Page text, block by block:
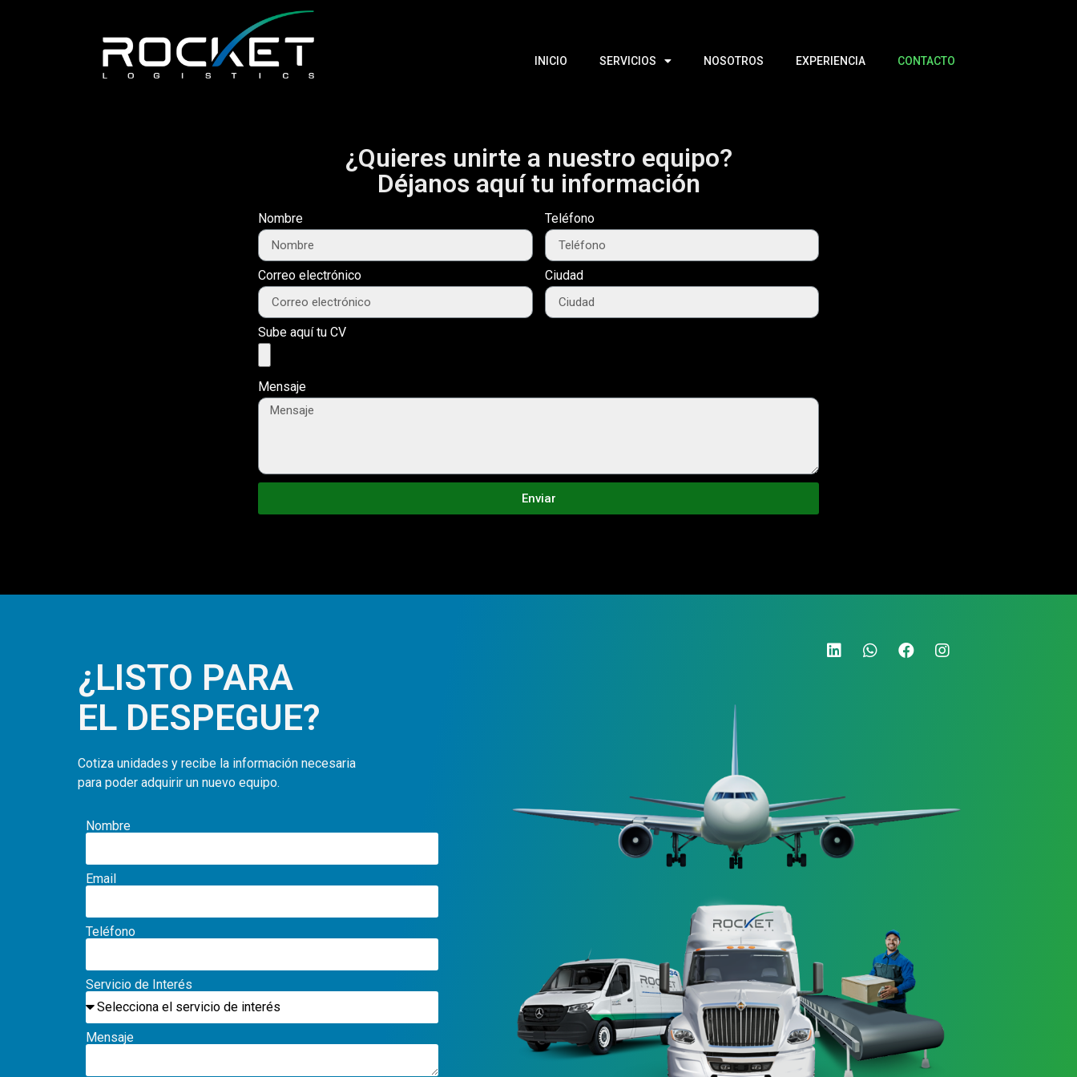
INICIO SERVICIOS NOSOTROS EXPERIENCIA CONTACTO
¿Quieres unirte a nuestro equipo?
Déjanos aquí tu información
Nombre Teléfono
Correo electrónico Ciudad
Sube aquí tu CV
Mensaje
Enviar
¿LISTO PARA
EL DESPEGUE?
Cotiza unidades y recibe la información necesaria
para poder adquirir un nuevo equipo.
Nombre
Email
Teléfono
Servicio de Interés
Mensaje